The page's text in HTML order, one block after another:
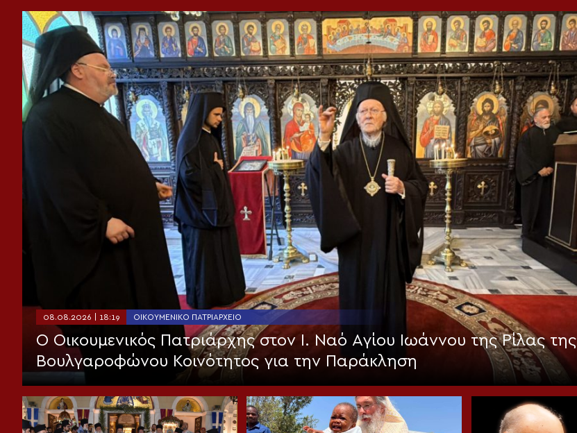
08.08.2026 | 18:19 ΟΙΚΟΥΜΕΝΙΚΌ ΠΑΤΡΙΑΡΧΕΊΟ
Ο Οικουμενικός Πατριάρχης στον I. Ναό Αγίου Ιωάννου της Ρίλας της
Βουλγαροφώνου Κοινότητος για την Παράκληση